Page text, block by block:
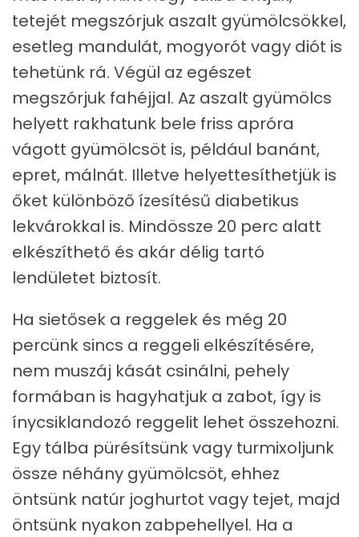
tetejét megszórjuk aszalt gyümölcsökkel,
esetleg mandulát, mogyorót vagy diót is
tehetünk rá. Végül az egészet
megszórjuk fahéjjal. Az aszalt gyümölcs
helyett rakhatunk bele friss apróra
vágott gyümölcsöt is, például banánt,
epret, málnát. Illetve helyettesíthetjük is
őket különböző ízesítésű diabetikus
lekvárokkal is. Mindössze 20 perc alatt
elkészíthető és akár délig tartó
lendületet biztosít.
Ha sietősek a reggelek és még 20
percünk sincs a reggeli elkészítésére,
nem muszáj kását csinálni, pehely
formában is hagyhatjuk a zabot, így is
ínycsiklandozó reggelit lehet összehozni.
Egy tálba pürésítsünk vagy turmixoljunk
össze néhány gyümölcsöt, ehhez
öntsünk natúr joghurtot vagy tejet, majd
öntsünk nyakon zabpehellyel. Ha a